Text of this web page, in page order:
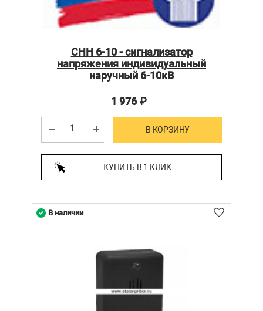
СНН 6-10 - сигнализатор
напряжения индивидуальный
наручный 6-10кВ
1 976₽
В КОРЗИНУ
КУПИТЬ В 1 КЛИК
В наличии